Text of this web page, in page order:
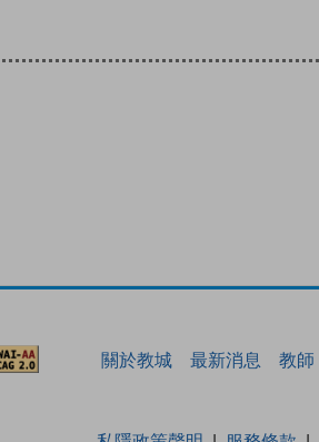
關於教城 最新消息 教師